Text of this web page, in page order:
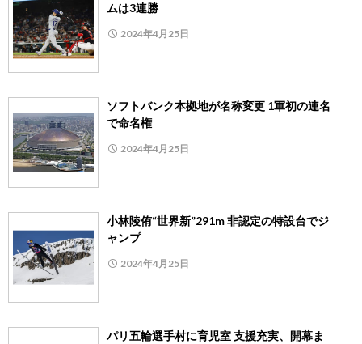
ムは3連勝
2024年4月25日
ソフトバンク本拠地が名称変更 1軍初の連名
で命名権
2024年4月25日
小林陵侑“世界新”291m 非認定の特設台でジ
ャンプ
2024年4月25日
パリ五輪選手村に育児室 支援充実、開幕ま